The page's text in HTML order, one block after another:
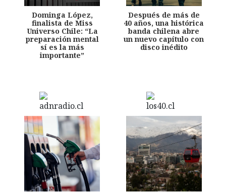
Dominga López,
finalista de Miss
Universo Chile: “La
preparación mental
sí es la más
importante”
Después de más de
40 años, una histórica
banda chilena abre
un nuevo capítulo con
disco inédito